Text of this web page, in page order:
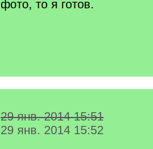
фото, то я готов.
29 янв. 2014 15:51
29 янв. 2014 15:52